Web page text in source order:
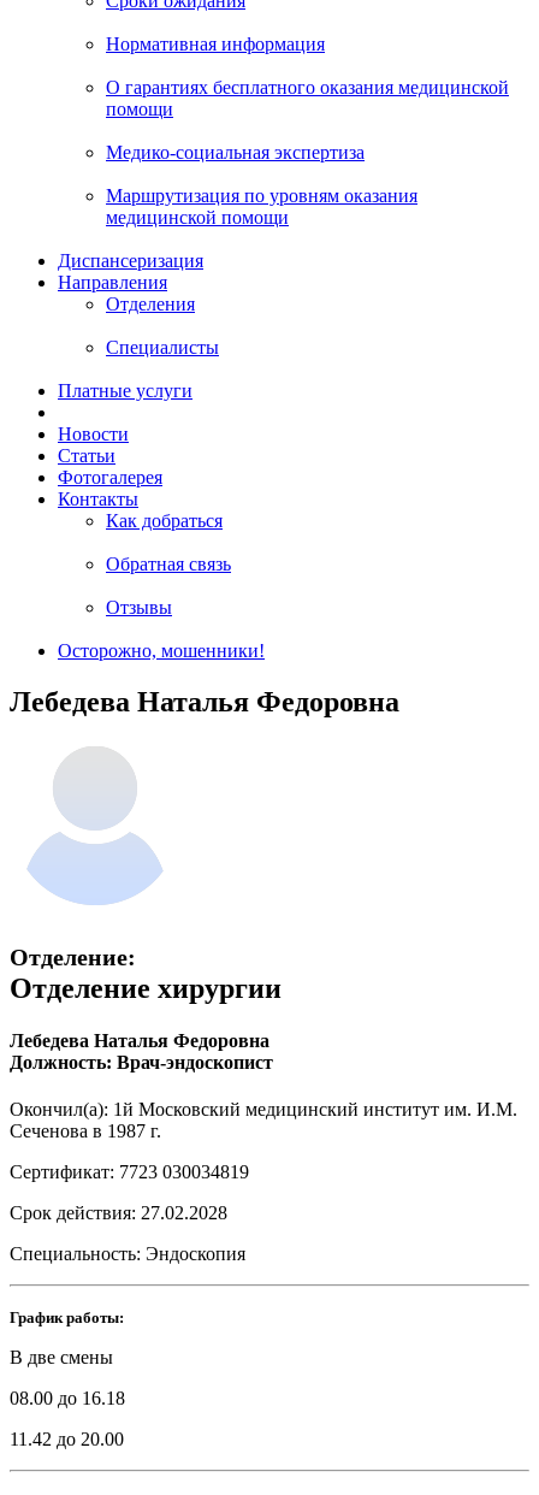
Нормативная информация
О гарантиях бесплатного оказания медицинской
помощи
Медико-социальная экспертиза
Маршрутизация по уровням оказания
медицинской помощи
Диспансеризация
Направления
Отделения
Специалисты
Платные услуги
Новости
Статьи
Фотогалерея
Контакты
Как добраться
Обратная связь
Отзывы
Осторожно, мошенники!
Лебедева Наталья Федоровна
Отделение:
Отделение хирургии
Лебедева Наталья Федоровна
Должность: Врач-эндоскопист
Окончил(а): 1й Московский медицинский институт им. И.М.
Сеченова в 1987 г.
Сертификат: 7723 030034819
Срок действия: 27.02.2028
Специальность: Эндоскопия
График работы:
В две смены
08.00 до 16.18
11.42 до 20.00